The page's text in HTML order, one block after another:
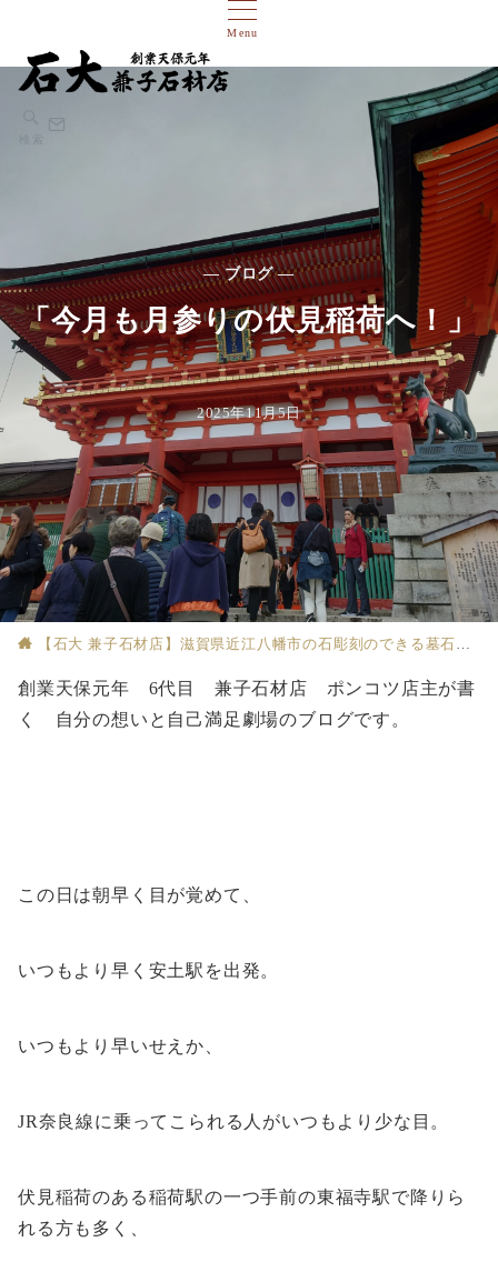
Menu
— ブログ —
「今月も月参りの伏見稲荷へ！」
2025年11月5日
【石大 兼子石材店】滋賀県近江八幡市の石彫刻のできる墓石店
創業天保元年 6代目 兼子石材店 ポンコツ店主が書
く 自分の想いと自己満足劇場のブログです。
この日は朝早く目が覚めて、
いつもより早く安土駅を出発。
いつもより早いせえか、
JR奈良線に乗ってこられる人がいつもより少な目。
伏見稲荷のある稲荷駅の一つ手前の東福寺駅で降りら
れる方も多く、